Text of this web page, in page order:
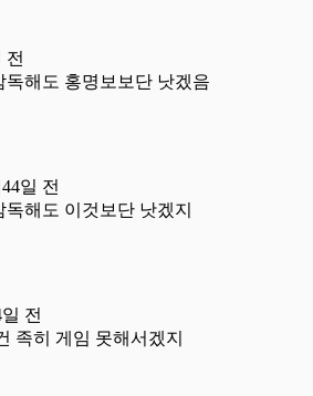
전
독해도 홍명보보단 낫겠음
44일 전
독해도 이것보단 낫겠지
전
족히 게임 못해서겠지